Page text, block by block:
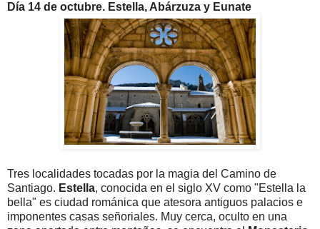
Día 14 de octubre. Estella, Abárzuza y Eunate
Tres localidades tocadas por la magia del Camino de
Santiago. Estella, conocida en el siglo XV como "Estella la
bella" es ciudad románica que atesora antiguos palacios e
imponentes casas señoriales. Muy cerca, oculto en una